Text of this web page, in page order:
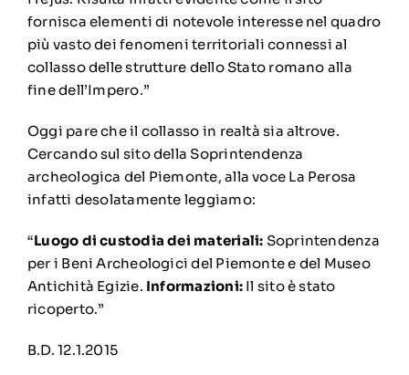
fornisca elementi di notevole interesse nel quadro
più vasto dei fenomeni territoriali connessi al
collasso delle strutture dello Stato romano alla
fine dell’Impero.”
Oggi pare che il collasso in realtà sia altrove.
Cercando sul sito della Soprintendenza
archeologica del Piemonte, alla voce La Perosa
infatti desolatamente leggiamo:
“Luogo di custodia dei materiali: Soprintendenza
per i Beni Archeologici del Piemonte e del Museo
Antichità Egizie. Informazioni: Il sito è stato
ricoperto.”
B.D. 12.1.2015